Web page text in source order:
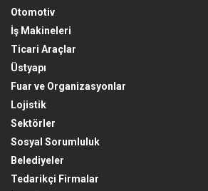
Otomotiv
İş Makineleri
Ticari Araçlar
Üstyapı
Fuar ve Organizasyonlar
Lojistik
Sektörler
Sosyal Sorumluluk
Belediyeler
Tedarikçi Firmalar